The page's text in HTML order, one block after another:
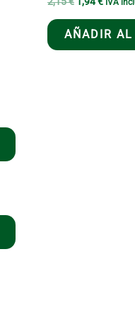
original
era:
2,15 €.
actual
es:
1,94 €.
AÑADIR AL